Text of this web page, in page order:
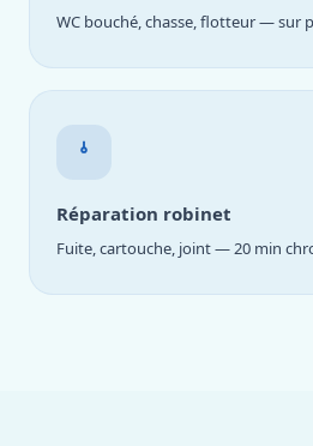
WC bouché, chasse, flotteur — sur
Réparation robinet
Fuite, cartouche, joint — 20 min